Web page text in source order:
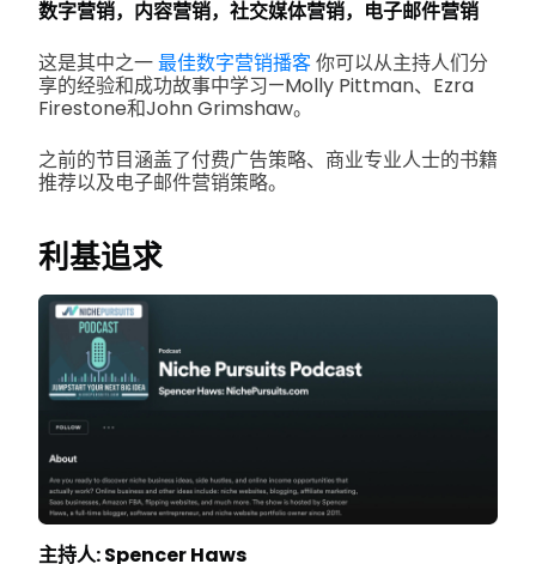
数字营销，内容营销，社交媒体营销，电子邮件营销
这是其中之一最佳数字营销播客你可以从主持人们分
享的经验和成功故事中学习—Molly Pittman、Ezra
Firestone和John Grimshaw。
之前的节目涵盖了付费广告策略、商业专业人士的书籍
推荐以及电子邮件营销策略。
利基追求
主持人: Spencer Haws